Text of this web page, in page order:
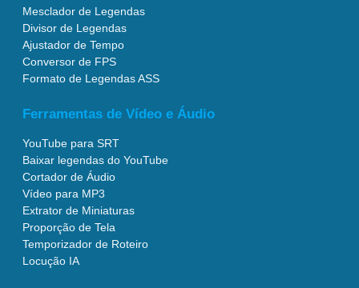
Mesclador de Legendas
Divisor de Legendas
Ajustador de Tempo
Conversor de FPS
Formato de Legendas ASS
Ferramentas de Vídeo e Áudio
YouTube para SRT
Baixar legendas do YouTube
Cortador de Áudio
Vídeo para MP3
Extrator de Miniaturas
Proporção de Tela
Temporizador de Roteiro
Locução IA